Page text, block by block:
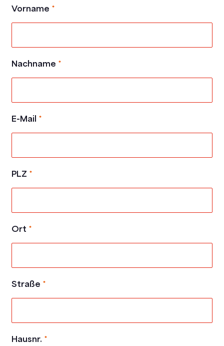
Vorname *
Nachname *
E-Mail *
PLZ *
Ort *
Straße *
Hausnr. *